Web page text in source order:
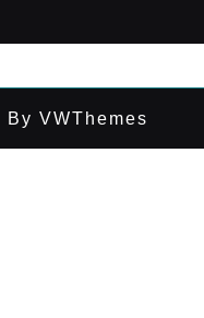
By VWThemes